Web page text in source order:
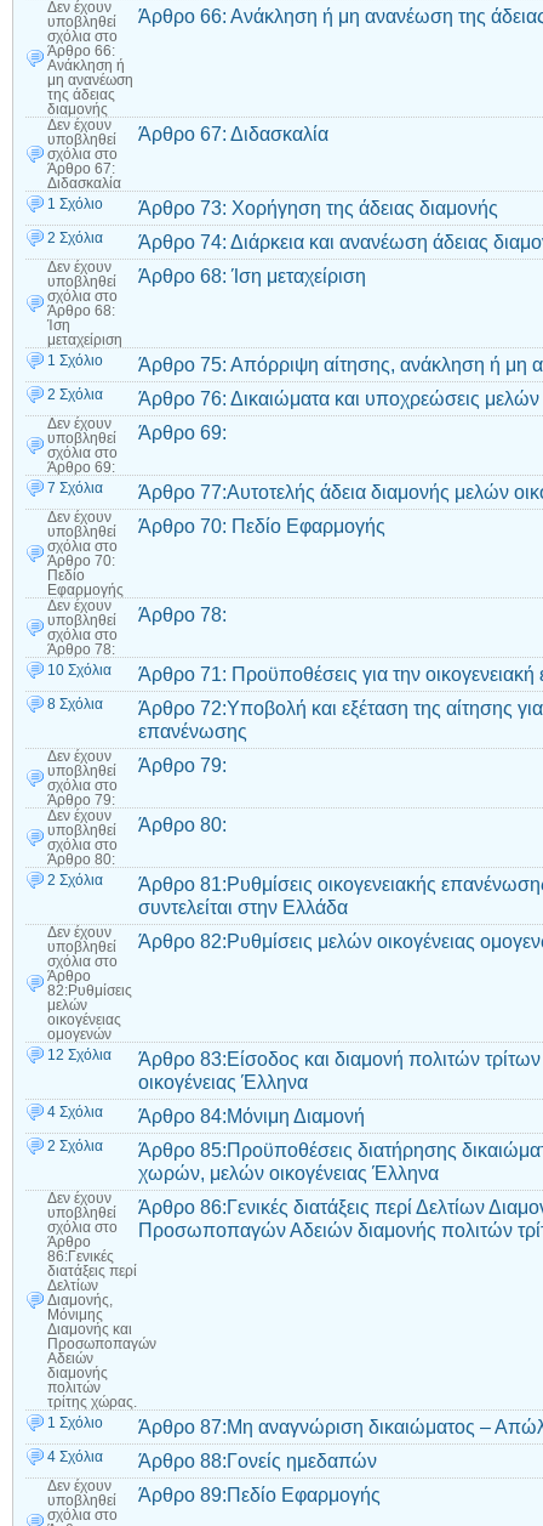
Δεν έχουν
υποβληθεί
σχόλια στο
Άρθρο 66:
Ανάκληση ή
μη ανανέωση
της άδειας
διαμονής
Άρθρο 66: Ανάκληση ή μη ανανέωση της
Δεν έχουν
υποβληθεί
σχόλια στο
Άρθρο 67:
Διδασκαλία
Άρθρο 67: Διδασκαλία
1 Σχόλιο Άρθρο 73: Χορήγηση της άδειας διαμονής
2 Σχόλια Άρθρο 74: Διάρκεια και ανανέωση άδειας
Δεν έχουν
υποβληθεί
σχόλια στο
Άρθρο 68:
Ίση
μεταχείριση
Άρθρο 68: Ίση μεταχείριση
1 Σχόλιο Άρθρο 75: Απόρριψη αίτησης, ανάκληση ή μη
2 Σχόλια Άρθρο 76: Δικαιώματα και υποχρεώσεις μελών
Δεν έχουν
υποβληθεί
σχόλια στο
Άρθρο 69:
Άρθρο 69:
7 Σχόλια Άρθρο 77:Αυτοτελής άδεια διαμονής μελών
Δεν έχουν
υποβληθεί
σχόλια στο
Άρθρο 70:
Πεδίο
Εφαρμογής
Άρθρο 70: Πεδίο Εφαρμογής
Δεν έχουν
υποβληθεί
σχόλια στο
Άρθρο 78:
Άρθρο 78:
10 Σχόλια Άρθρο 71: Προϋποθέσεις για την
8 Σχόλια
Άρθρο 72:Υποβολή και εξέταση της αίτησης για
επανένωσης
Δεν έχουν
υποβληθεί
σχόλια στο
Άρθρο 79:
Άρθρο 79:
Δεν έχουν
υποβληθεί
σχόλια στο
Άρθρο 80:
Άρθρο 80:
2 Σχόλια
Άρθρο 81:Ρυθμίσεις οικογενειακής
συντελείται στην Ελλάδα
Δεν έχουν
υποβληθεί
σχόλια στο
Άρθρο
82:Ρυθμίσεις
μελών
οικογένειας
ομογενών
Άρθρο 82:Ρυθμίσεις μελών οικογένειας
12 Σχόλια
Άρθρο 83:Είσοδος και διαμονή πολιτών
οικογένειας Έλληνα
4 Σχόλια Άρθρο 84:Μόνιμη Διαμονή
2 Σχόλια
Άρθρο 85:Προϋποθέσεις διατήρησης
χωρών, μελών οικογένειας Έλληνα
Δεν έχουν
υποβληθεί
σχόλια στο
Άρθρο
86:Γενικές
διατάξεις περί
Δελτίων
Διαμονής,
Μόνιμης
Διαμονής και
Προσωποπαγών
Αδειών
διαμονής
πολιτών
τρίτης χώρας.
Άρθρο 86:Γενικές διατάξεις περί Δελτίων
Προσωποπαγών Αδειών διαμονής πολιτών
1 Σχόλιο Άρθρο 87:Μη αναγνώριση δικαιώματος –
4 Σχόλια Άρθρο 88:Γονείς ημεδαπών
Δεν έχουν
υποβληθεί
σχόλια στο
Άρθρο 89:Πεδίο Εφαρμογής